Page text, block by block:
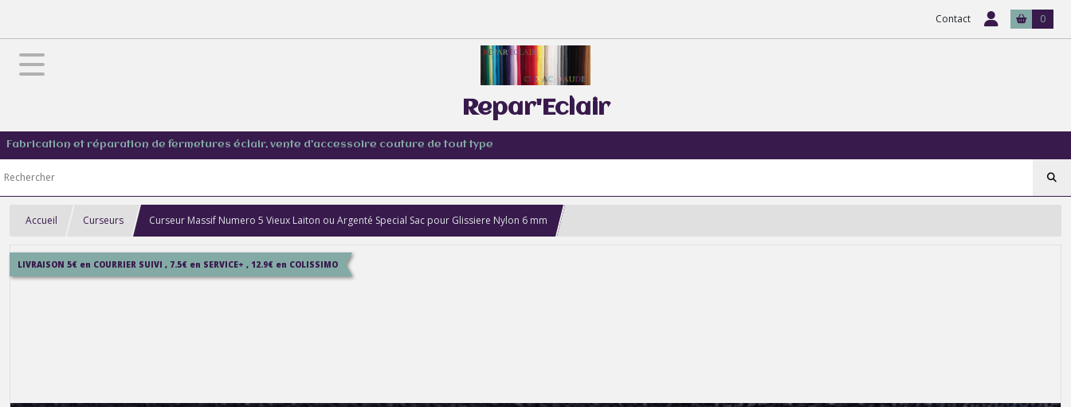
Contact 0
Repar'Eclair
Fabrication et réparation de fermetures éclair, vente d'accessoire couture de tout type
Accueil Curseurs Curseur Massif Numero 5 Vieux Laiton ou Argenté Special Sac pour Glissiere Nylon 6 mm
LIVRAISON 5€ en COURRIER SUIVI , 7.5€ en SERVICE+ , 12.9€ en COLISSIMO